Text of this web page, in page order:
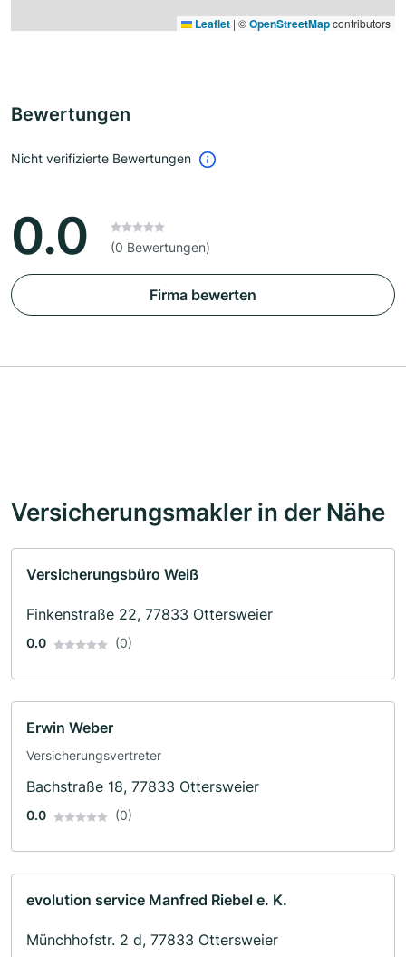
Leaflet | ©OpenStreetMapcontributors
Bewertungen
Nicht verifizierte Bewertungen
0.0 (0 Bewertungen)
Firma bewerten
Versicherungsmakler in der Nähe
Versicherungsbüro Weiß
Finkenstraße 22, 77833 Ottersweier
0.0 (0)
Erwin Weber
Versicherungsvertreter
Bachstraße 18, 77833 Ottersweier
0.0 (0)
evolution service Manfred Riebel e. K.
Münchhofstr. 2 d, 77833 Ottersweier